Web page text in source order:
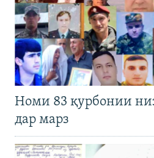
Номи 83 қурбонии
дар марз